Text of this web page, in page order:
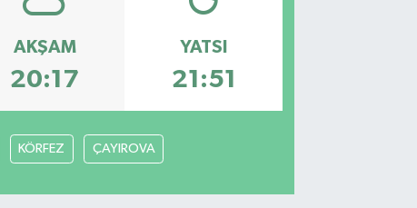
AKŞAM
20:17
YATSI
21:51
KÖRFEZ ÇAYIROVA